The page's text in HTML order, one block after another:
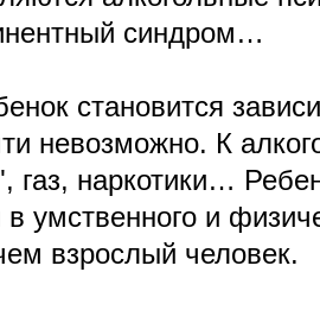
синдром…
становится
невозможно. К
газ, наркотики…
умственного и
взрослый человек.